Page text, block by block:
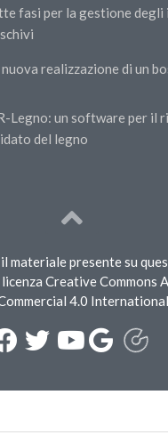
fasi per la gestione degli
nuova realizzazione di un
Legno: un software per il
del legno
materiale presente su
Creative Commons
4.0